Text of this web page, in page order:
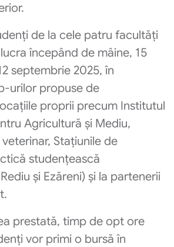
de la cele patru facultăți
începând de mâine, 15
septembrie 2025, în
urilor propuse de
proprii precum Institutul
Agricultură și Mediu,
Stațiunile de
studențească
și Ezăreni) și la partenerii
prestată, timp de opt ore
vor primi o bursă în